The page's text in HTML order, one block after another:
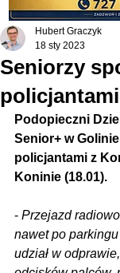
Seniorzy
policjantami
Hubert Graczyk
18 sty 2023
Podopieczni
Senior+ w
policjantami z
Koninie (18.01).
- Przejazd
nawet po
udział w